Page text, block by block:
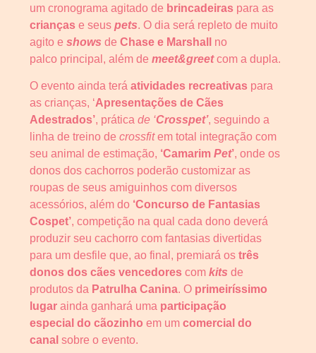
um cronograma agitado de brincadeiras para as
crianças e seus pets. O dia será repleto de muito
agito e shows de Chase e Marshall
no
palco principal, além de meet&greetcom a dupla.
O evento ainda terá atividades recreativas para
as crianças, ‘Apresentações de Cães
Adestrados’, prática de ‘Crosspet’, seguindo a
linha de treino de crossfitem total integração com
seu animal de estimação, ‘Camarim Pet’, onde os
donos dos cachorros poderão customizar as
roupas de seus amiguinhos com diversos
acessórios, além do ‘Concurso de Fantasias
Cospet’, competição na qual cada dono deverá
produzir seu cachorro com fantasias divertidas
para um desfile que, ao final, premiará os três
donos dos cães vencedores com kits de
produtos da Patrulha Canina. O primeiríssimo
lugar ainda ganhará uma participação
especial do cãozinho em um comercial do
canal sobre o evento.